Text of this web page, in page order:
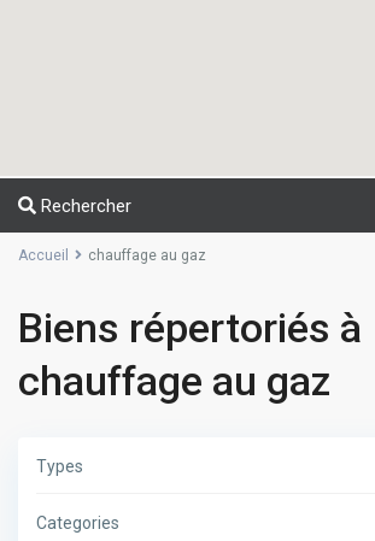
Rechercher
Accueil chauffage au gaz
Biens répertoriés à
chauffage au gaz
Types
Categories